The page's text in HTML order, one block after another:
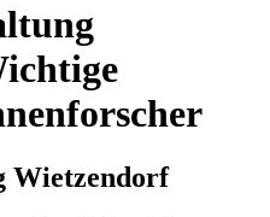
Wietzendorf